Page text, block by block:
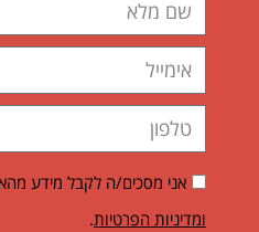
אני מסכים/ה לקבל מידע
ומדיניות הפרטיות.